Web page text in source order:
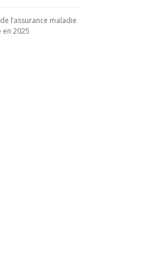
l’assurance maladie
2025